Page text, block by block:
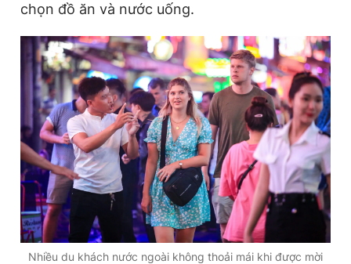
chọn đồ ăn và nước uống.
Nhiều du khách nước ngoài không thoải mái khi được mời